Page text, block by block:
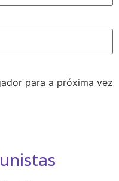
para a próxima vez